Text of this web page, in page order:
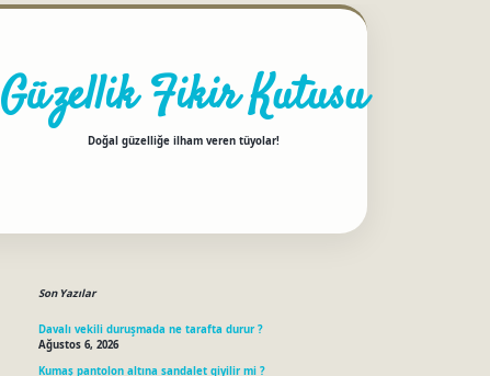
Güzellik Fikir Kutusu
Doğal güzelliğe ilham veren tüyolar!
Son Yazılar
Davalı vekili duruşmada ne tarafta durur ?
Ağustos 6, 2026
Kumaş pantolon altına sandalet giyilir mi ?